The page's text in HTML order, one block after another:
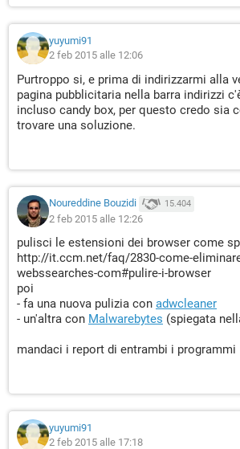
yuyumi91
2 feb 2015 alle 12:06
Purtroppo si, e prima di indirizzarmi alla
pagina pubblicitaria nella barra indirizzi
incluso candy box, per questo credo sia
trovare una soluzione.
Noureddine Bouzidi 15.404
2 feb 2015 alle 12:26
pulisci le estensioni dei browser come
http://it.ccm.net/faq/2830-come-
webssearches-com#pulire-i-browser
poi
- fa una nuova pulizia con adwcleaner
- un'altra con Malwarebytes (spiegata
mandaci i report di entrambi i programmi
yuyumi91
2 feb 2015 alle 17:18